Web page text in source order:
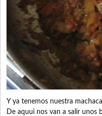
Y ya tenemos nuestra
De aquui nos van a salir unos